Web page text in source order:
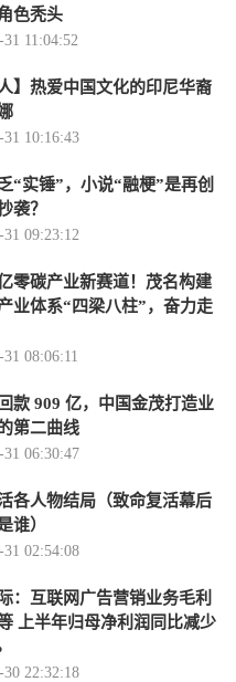
色秃头
31 11:04:52
人】热爱中国文化的印尼华裔
31 10:16:43
“实锤”，小说“融梗”是再创
袭？
31 09:23:12
零碳产业新赛道！茂名构建
业体系“四梁八柱”，奋力走
08:06:11
款 909 亿，中国金茂打造业
第二曲线
31 06:30:47
各人物结局（致命复活幕后
谁）
31 02:54:08
：互联网广告营销业务毛利
上半年归母净利润同比减少
30 22:32:18